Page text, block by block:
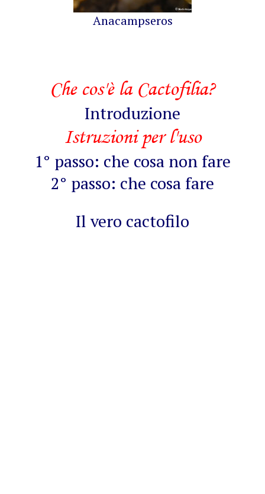
Anacampseros
Che cos'è la Cactofilia?
Introduzione
Istruzioni per l'uso
1° passo: che cosa non fare
2° passo: che cosa fare
Il vero cactofilo